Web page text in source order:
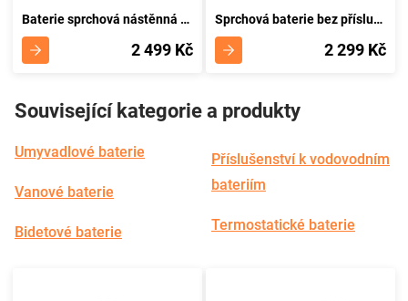
Baterie sprchová nástěnná KVADRO, chrom
2 499 Kč
Sprchová baterie bez příslušenství 150 mm Nobless Tina chrom NOVASERVIS 38061/1,0
2 299 Kč
Související kategorie a produkty
Umyvadlové baterie
Vanové baterie
Bidetové baterie
Příslušenství k vodovodním
bateriím
Termostatické baterie